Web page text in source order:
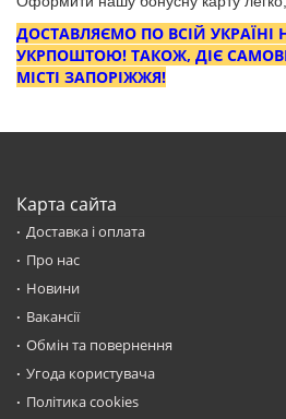
ДОСТАВЛЯЄМО ПО ВСІЙ
УКРПОШТОЮ! ТАКОЖ, ДІЄ
МІСТІ ЗАПОРІЖЖЯ!
Карта сайта
Доставка і оплата
Про нас
Новини
Вакансії
Обмін та повернення
Угода користувача
Політика cookies